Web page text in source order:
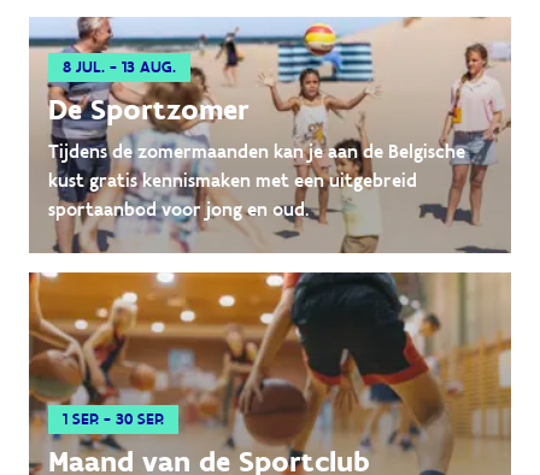
8 JUL. - 13 AUG.
De Sportzomer
Tijdens de zomermaanden kan je aan de Belgische
kust gratis kennismaken met een uitgebreid
sportaanbod voor jong en oud.
1 SEP. - 30 SEP.
Maand van de Sportclub